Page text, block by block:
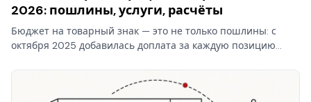
2026: пошлины, услуги, расчёты
Бюджет на товарный знак — это не только пошлины: с
октября 2025 добавилась доплата за каждую позицию
товарного знака складывается из трёх блоков, и самый…